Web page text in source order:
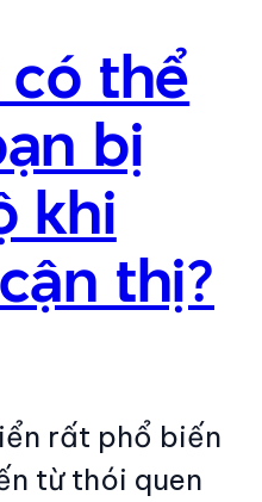
thể
bị
khi
thị?
rất phổ biến
từ thói quen